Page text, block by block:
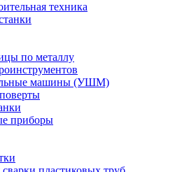
техника
по металлу
машины (УШМ)
приборы